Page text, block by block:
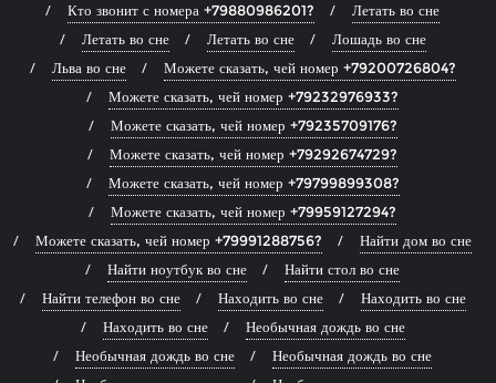
Кто звонит с номера +79880986201?
Летать во сне
Летать во сне
Летать во сне
Лошадь во сне
Льва во сне
Можете сказать, чей номер +79200726804?
Можете сказать, чей номер +79232976933?
Можете сказать, чей номер +79235709176?
Можете сказать, чей номер +79292674729?
Можете сказать, чей номер +79799899308?
Можете сказать, чей номер +79959127294?
Можете сказать, чей номер +79991288756?
Найти дом во сне
Найти ноутбук во сне
Найти стол во сне
Найти телефон во сне
Находить во сне
Находить во сне
Находить во сне
Необычная дождь во сне
Необычная дождь во сне
Необычная дождь во сне